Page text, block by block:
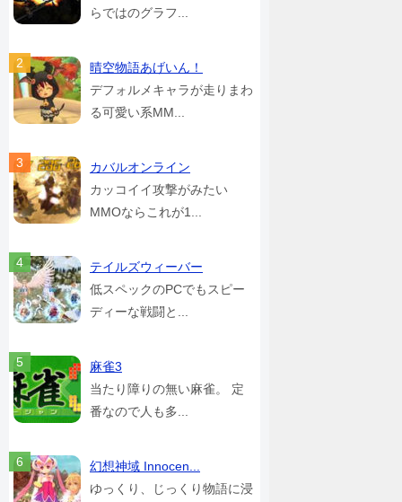
らではのグラフ...
晴空物語あげいん！
デフォルメキャラが走りまわ
る可愛い系MM...
カバルオンライン
カッコイイ攻撃がみたい
MMOならこれが1...
テイルズウィーバー
低スペックのPCでもスピー
ディーな戦闘と...
麻雀3
当たり障りの無い麻雀。 定
番なので人も多...
幻想神域 Innocen...
ゆっくり、じっくり物語に浸